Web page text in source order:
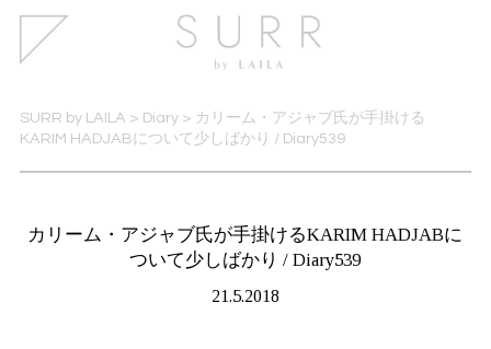
SURR by LAILA > Diary> カリーム・アジャブ氏が手掛ける
KARIM HADJABについて少しばかり / Diary539
カリーム・アジャブ氏が手掛けるKARIM HADJABに
ついて少しばかり / Diary539
21.5.2018